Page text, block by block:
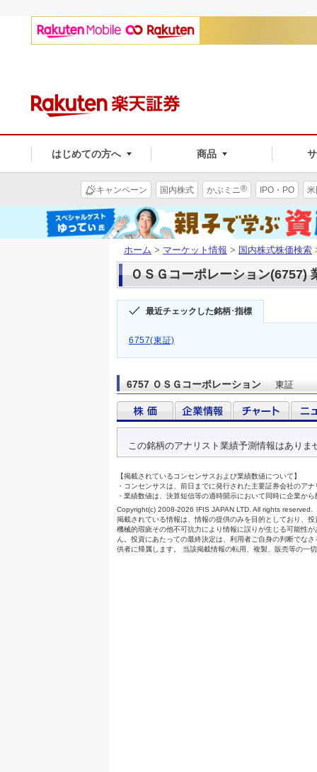
はじめての方へ 商品
キャンペーン 国内株式 かぶミニ® IPO・PO
ホーム > マーケット情報 > 国内株式株価検索
ＯＳＧコーポレーション(6757)
最近チェックした銘柄･指標
6757(東証)
6757 ＯＳＧコーポレーション 東証